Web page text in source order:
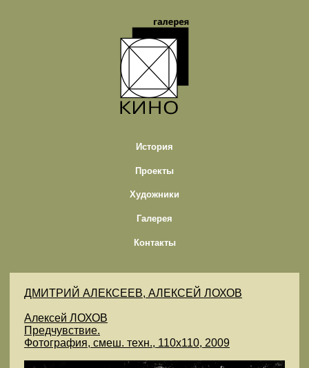
История
Проекты
Художники
Галерея
Контакты
ДМИТРИЙ АЛЕКСЕЕВ, АЛЕКСЕЙ ЛОХОВ
Алексей ЛОХОВ
Предчувствие.
Фотография, смеш. техн., 110х110, 2009